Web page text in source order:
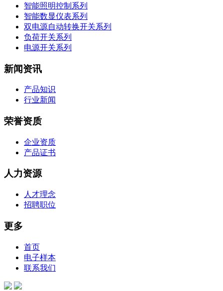
智能照明控制系列
智能数显仪表系列
双电源自动转换开关系列
负荷开关系列
电源开关系列
新闻资讯
产品知识
行业新闻
荣誉资质
企业资质
产品证书
人力资源
人才理念
招聘职位
更多
首页
电子样本
联系我们